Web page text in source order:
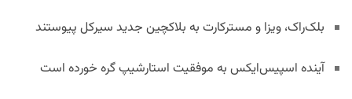
بلک‌راک، ویزا و مسترکارت به بلاکچین جدید سیرکل پیوستند
آینده اسپیس‌ایکس به موفقیت استارشیپ گره خورده است